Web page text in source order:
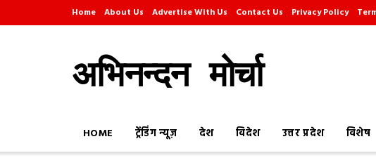
Home About Us Advertise With Us Contact Us Privacy Policy
अभिनन्दन मोर्चा
HOME ट्रेंडिंग न्यूज़ देश विदेश उत्तर प्रदेश विशेष